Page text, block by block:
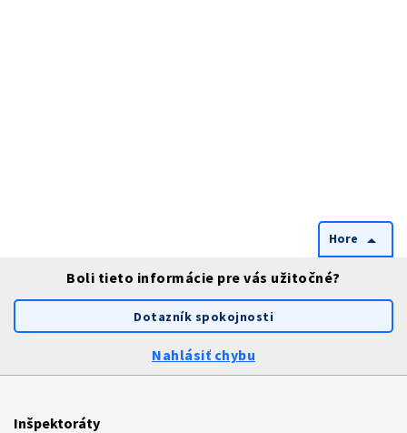
Hore arrow_drop_up
Boli tieto informácie pre vás užitočné?
Dotazník spokojnosti
Nahlásiť chybu
Inšpektoráty